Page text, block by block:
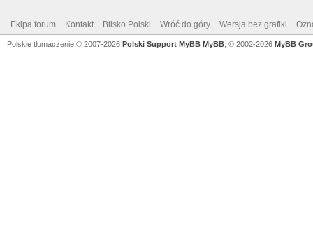
Ekipa forum Kontakt Blisko Polski Wróć do góry Wersja bez grafiki
Polskie tłumaczenie © 2007-2026 Polski Support MyBB MyBB , © 2002-2026 MyBB